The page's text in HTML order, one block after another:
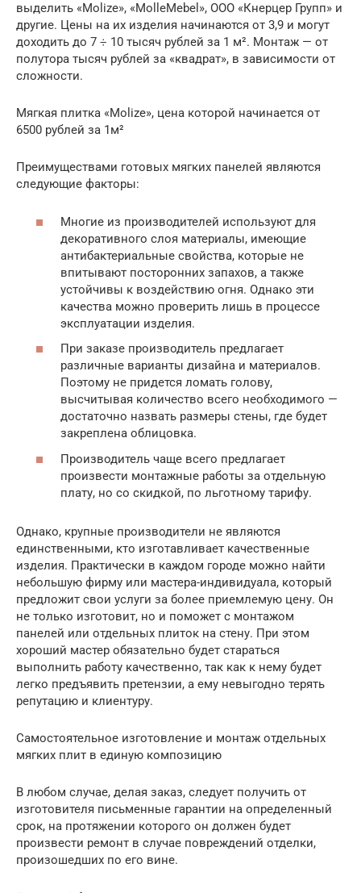
выделить «Molize», «MolleMebel», ООО «Кнерцер Групп» и
другие. Цены на их изделия начинаются от 3,9 и могут
доходить до 7 ÷ 10 тысяч рублей за 1 м². Монтаж — от
полутора тысяч рублей за «квадрат», в зависимости от
сложности.
Мягкая плитка «Molize», цена которой начинается от
6500 рублей за 1м²
Преимуществами готовых мягких панелей являются
следующие факторы:
Многие из производителей используют для
декоративного слоя материалы, имеющие
антибактериальные свойства, которые не
впитывают посторонних запахов, а также
устойчивы к воздействию огня. Однако эти
качества можно проверить лишь в процессе
эксплуатации изделия.
При заказе производитель предлагает
различные варианты дизайна и материалов.
Поэтому не придется ломать голову,
высчитывая количество всего необходимого —
достаточно назвать размеры стены, где будет
закреплена облицовка.
Производитель чаще всего предлагает
произвести монтажные работы за отдельную
плату, но со скидкой, по льготному тарифу.
Однако, крупные производители не являются
единственными, кто изготавливает качественные
изделия. Практически в каждом городе можно найти
небольшую фирму или мастера-индивидуала, который
предложит свои услуги за более приемлемую цену. Он
не только изготовит, но и поможет с монтажом
панелей или отдельных плиток на стену. При этом
хороший мастер обязательно будет стараться
выполнить работу качественно, так как к нему будет
легко предъявить претензии, а ему невыгодно терять
репутацию и клиентуру.
Самостоятельное изготовление и монтаж отдельных
мягких плит в единую композицию
В любом случае, делая заказ, следует получить от
изготовителя письменные гарантии на определенный
срок, на протяжении которого он должен будет
произвести ремонт в случае повреждений отделки,
произошедших по его вине.